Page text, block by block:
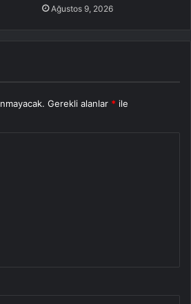
Ağustos 9, 2026
Gerekli alanlar * ile